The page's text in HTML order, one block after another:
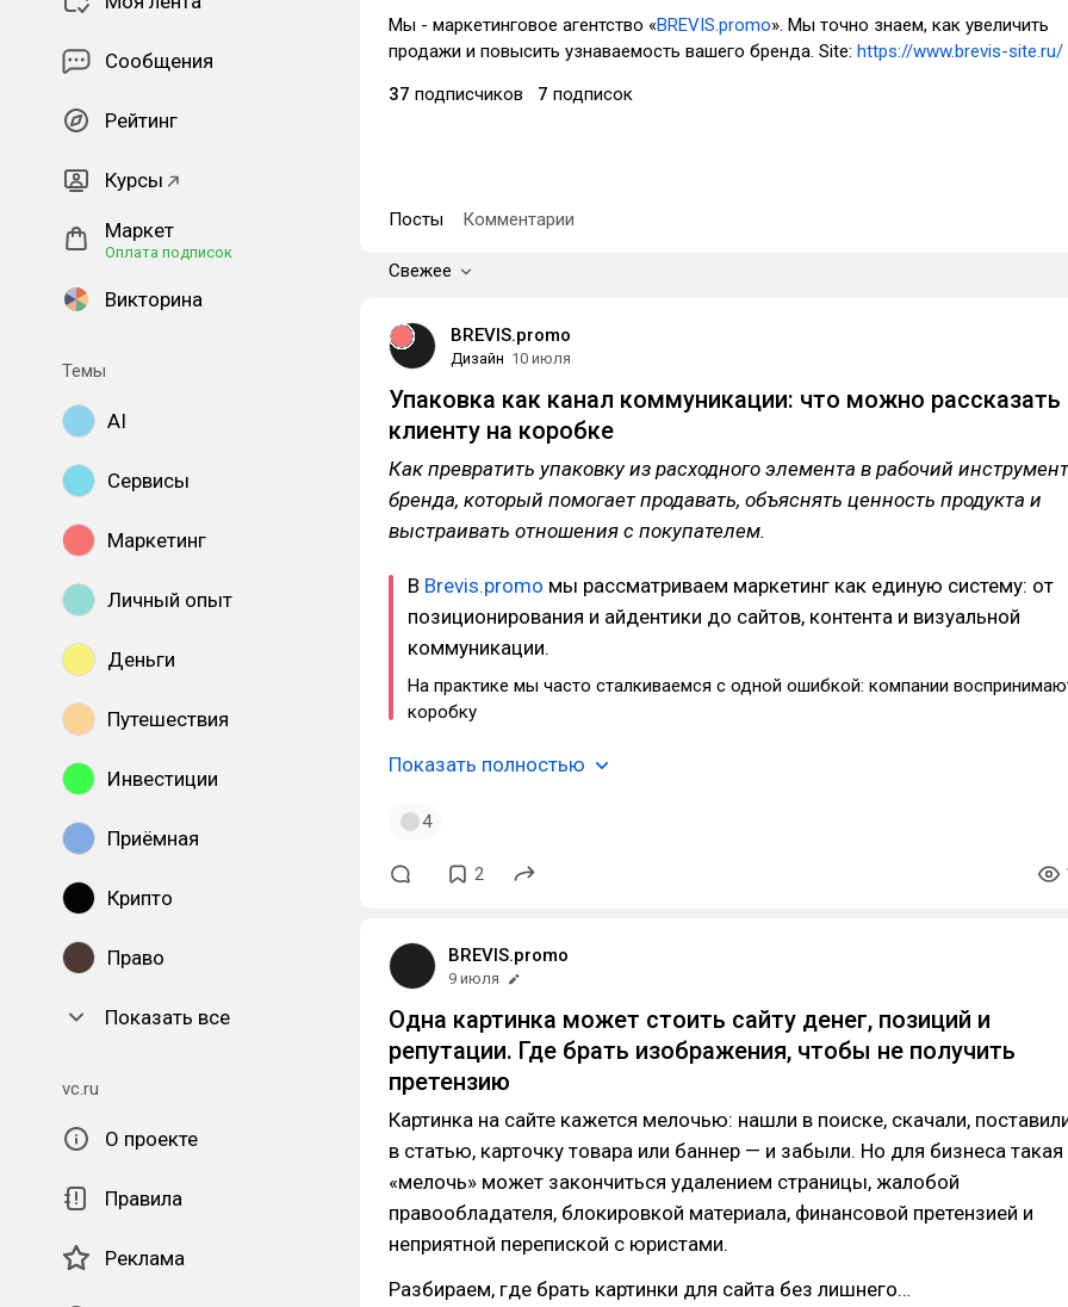
Сообщения
Рейтинг
Курсы
Маркет
Оплата подписок
Викторина
Темы
AI
Сервисы
Маркетинг
Личный опыт
Деньги
Путешествия
Инвестиции
Приёмная
Крипто
Право
Показать все
vc.ru
О проекте
Правила
Реклама
Мы - маркетинговое агентство «BREVIS.promo». Мы точно знаем, как увеличить
продажи и повысить узнаваемость вашего бренда. Site: https://www.brevis-site.ru/
37 подписчиков 7 подписок
Посты Комментарии
Свежее
BREVIS.promo
Дизайн 10 июля
Упаковка как канал коммуникации: что можно рассказать
клиенту на коробке
Как превратить упаковку из расходного элемента в рабочий инструмент
бренда, который помогает продавать, объяснять ценность продукта и
выстраивать отношения с покупателем.
В Brevis.promo мы рассматриваем маркетинг как единую систему: от
позиционирования и айдентики до сайтов, контента и визуальной
коммуникации.
На практике мы часто сталкиваемся с одной ошибкой: компании
коробку
Показать полностью
4
2
BREVIS.promo
9 июля
Одна картинка может стоить сайту денег, позиций и
репутации. Где брать изображения, чтобы не получить
претензию
Картинка на сайте кажется мелочью: нашли в поиске, скачали,
в статью, карточку товара или баннер — и забыли. Но для бизнеса такая
«мелочь» может закончиться удалением страницы, жалобой
правообладателя, блокировкой материала, финансовой претензией и
неприятной перепиской с юристами.
Разбираем, где брать картинки для сайта без лишнего…